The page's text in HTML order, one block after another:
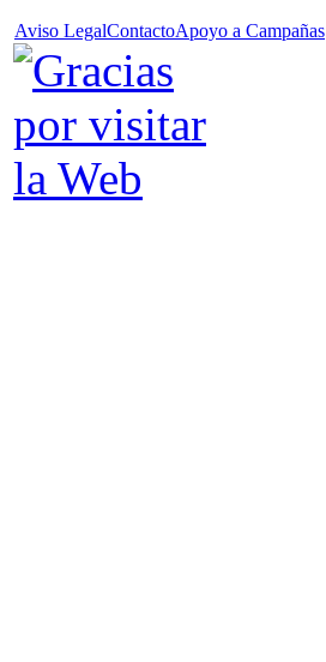
Aviso LegalContactoApoyo a Campañas